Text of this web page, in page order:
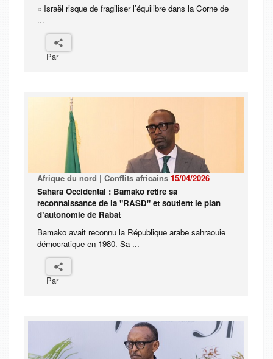
« Israël risque de fragiliser l’équilibre dans la Corne de
...
Par
Afrique du nord | Conflits africains 15/04/2026
Sahara Occidental : Bamako retire sa
reconnaissance de la "RASD" et soutient le plan
d’autonomie de Rabat
Bamako avait reconnu la République arabe sahraouie
démocratique en 1980. Sa ...
Par